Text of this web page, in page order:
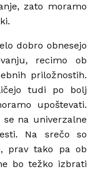
zato moramo
dobro obnesejo
recimo ob
priložnostih.
tudi po bolj
upoštevati.
se na univerzalne
Na srečo so
prav tako pa ob
bo težko izbrati